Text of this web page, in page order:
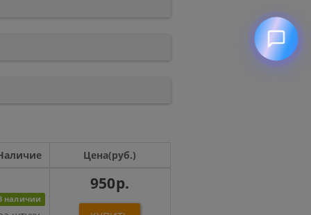
Цена(руб.)
наличии
950р.